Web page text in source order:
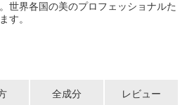
世界各国の美のプロフェッショナルた
す。
全成分 レビュー